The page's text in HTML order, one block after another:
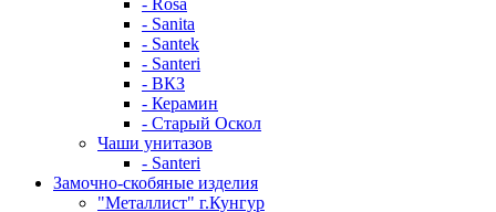
- Rosa
- Sanita
- Santek
- Santeri
- ВКЗ
- Керамин
- Старый Оскол
Чаши унитазов
- Santeri
Замочно-скобяные изделия
"Металлист" г.Кунгур